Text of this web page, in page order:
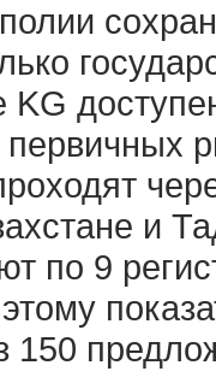
первичных
и
по 9
150